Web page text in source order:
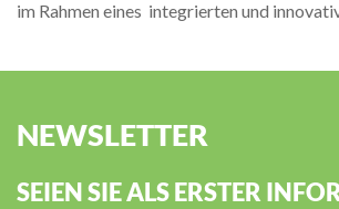
im Rahmen eines integrierten und
NEWSLETTER
SEIEN SIE ALS ERSTER